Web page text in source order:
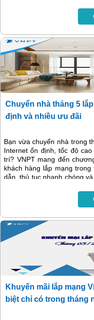
Chuyển nhà tháng 5
định và nhiều ưu đãi
Bạn vừa chuyển nhà trong
Internet ổn định, tốc độ
trí? VNPT mang đến
khách hàng lắp mạng
dẫn, thủ tục nhanh chóng
Khuyến mãi lắp mạng
biệt chỉ có trong tháng